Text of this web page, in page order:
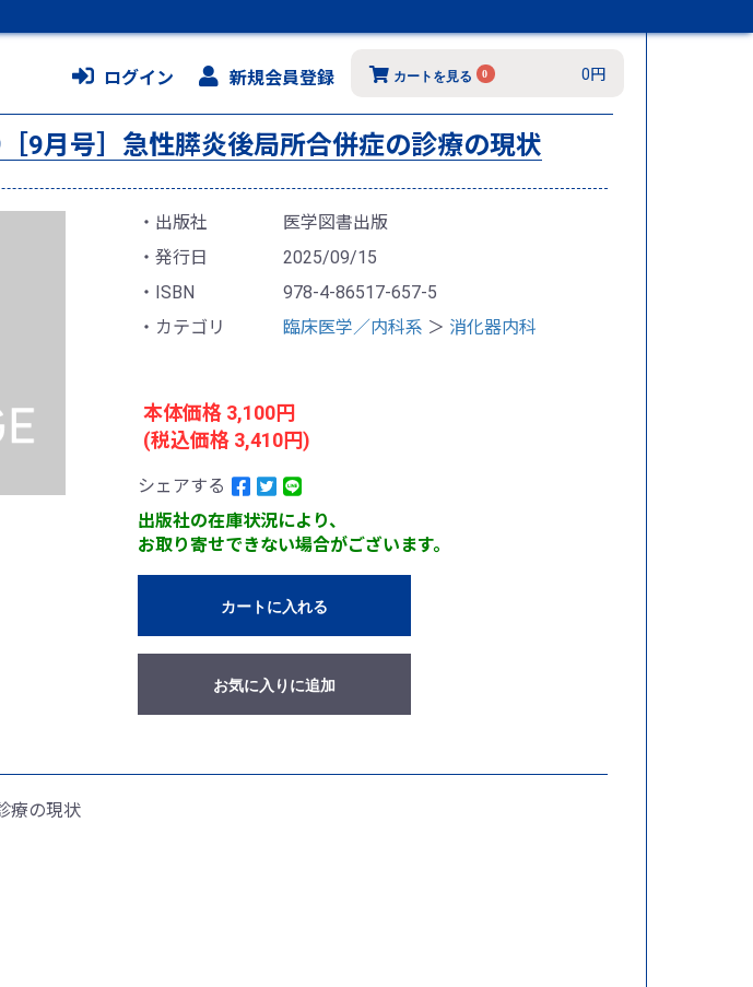
ログイン 新規会員登録 カートを見る 0 0円
9月号］急性膵炎後局所合併症の診療の現状
出版社
医学図書出版
発行日
2025/09/15
ISBN
978-4-86517-657-5
カテゴリ
臨床医学／内科系 ＞ 消化器内科
本体価格 3,100円
(税込価格 3,410円)
シェアする
出版社の在庫状況により、
お取り寄せできない場合がございます。
カートに入れる
お気に入りに追加
療の現状